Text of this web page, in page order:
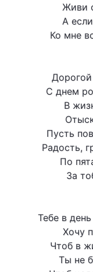
Живи
А
Ко мне
С днем
В
Пусть
Радость,
По
За
Тебе в
Хочу
Чтоб в
Ты не